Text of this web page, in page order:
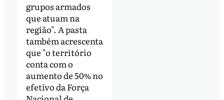
grupos armados
que atuam na
região". A pasta
também acrescenta
que "o território
conta com o
aumento de 50% no
efetivo da Força